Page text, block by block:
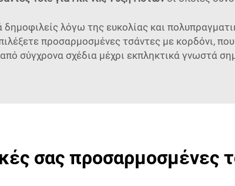
δημοφιλείς λόγω της ευκολίας και
προσαρμοσμένες τσάντες με κορδόνι,
σύγχρονα σχέδια μέχρι εκπληκτικά γνωστά
σας προσαρμοσμένες